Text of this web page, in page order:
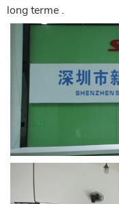
long terme .